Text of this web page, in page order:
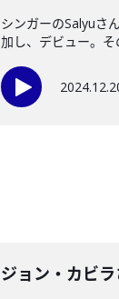
シンガーのSalyuさ
加し、デビュー。そ
ジョン・カビ